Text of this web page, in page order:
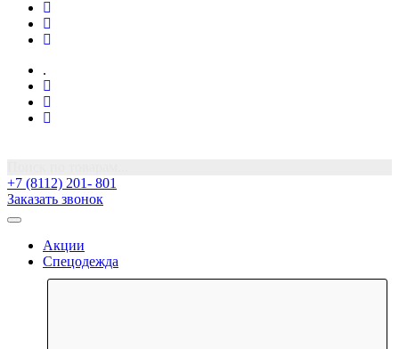
.
+7 (8112) 201- 801
Заказать звонок
Акции
Спецодежда